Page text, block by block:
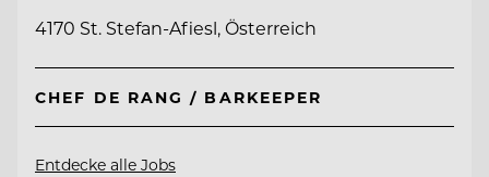
4170 St. Stefan-Afiesl, Österreich
CHEF DE RANG / BARKEEPER
Entdecke alle Jobs